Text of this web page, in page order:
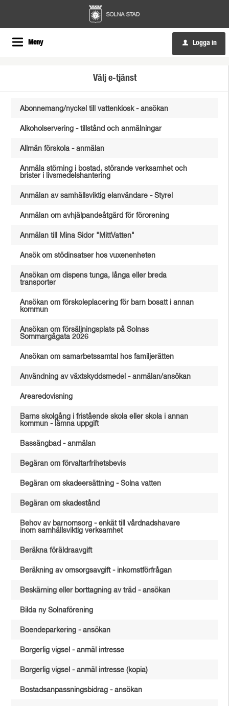
Meny u Logga in
Välj e-tjänst
Abonnemang/nyckel till vattenkiosk - ansökan
Alkoholservering - tillstånd och anmälningar
Allmän förskola - anmälan
Anmäla störning i bostad, störande verksamhet och
brister i livsmedelshantering
Anmälan av samhällsviktig elanvändare - Styrel
Anmälan om avhjälpandeåtgärd för förorening
Anmälan till Mina Sidor "MittVatten"
Ansök om stödinsatser hos vuxenenheten
Ansökan om dispens tunga, långa eller breda
transporter
Ansökan om förskoleplacering för barn bosatt i annan
kommun
Ansökan om försäljningsplats på Solnas
Sommargågata 2026
Ansökan om samarbetssamtal hos familjerätten
Användning av växtskyddsmedel - anmälan/ansökan
Arearedovisning
Barns skolgång i fristående skola eller skola i annan
kommun - lämna uppgift
Bassängbad - anmälan
Begäran om förvaltarfrihetsbevis
Begäran om skadeersättning - Solna vatten
Begäran om skadestånd
Behov av barnomsorg - enkät till vårdnadshavare
inom samhällsviktig verksamhet
Beräkna föräldraavgift
Beräkning av omsorgsavgift - inkomstförfrågan
Beskärning eller borttagning av träd - ansökan
Bilda ny Solnaförening
Boendeparkering - ansökan
Borgerlig vigsel - anmäl intresse
Borgerlig vigsel - anmäl intresse (kopia)
Bostadsanpassningsbidrag - ansökan